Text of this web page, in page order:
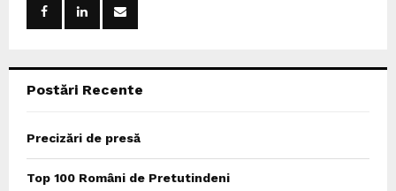
Postări Recente
Precizări de presă
Top 100 Români de Pretutindeni